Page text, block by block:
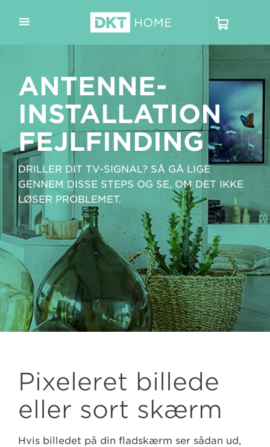
ANTENNE­-
INSTALLATION
FEJLFINDING
DRILLER DIT TV-SIGNAL? SÅ GÅ LIGE
GENNEM DISSE STEPS OG SE, OM DET IKKE
LØSER PROBLEMET.
Pixeleret billede
eller sort skærm
Hvis billedet på din fladskærm ser sådan ud,